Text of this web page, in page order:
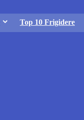
Top 10 Frigidere